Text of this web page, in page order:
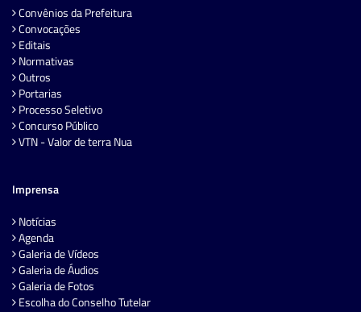
Convênios da Prefeitura
Convocações
Editais
Normativas
Outros
Portarias
Processo Seletivo
Concurso Público
VTN - Valor de terra Nua
Imprensa
Notícias
Agenda
Galeria de Vídeos
Galeria de Áudios
Galeria de Fotos
Escolha do Conselho Tutelar